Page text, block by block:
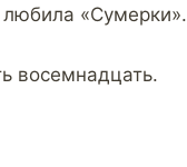
«Сумерки».
восемнадцать.